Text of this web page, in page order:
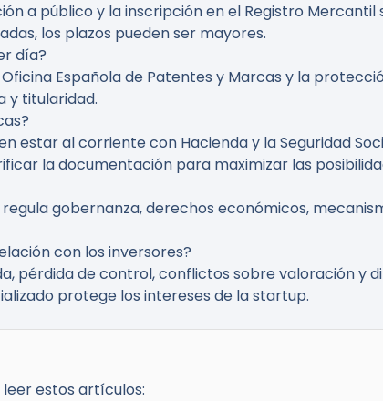
a público y la inscripción en el Registro Mercantil
los plazos pueden ser mayores.
día?
Española de Patentes y Marcas y la
y titularidad.
estar al corriente con Hacienda y la Seguridad
la documentación para maximizar las
gobernanza, derechos económicos,
con los inversores?
pérdida de control, conflictos sobre valoración y
protege los intereses de la startup.
leer estos artículos: